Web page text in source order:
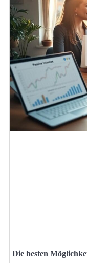
Die besten